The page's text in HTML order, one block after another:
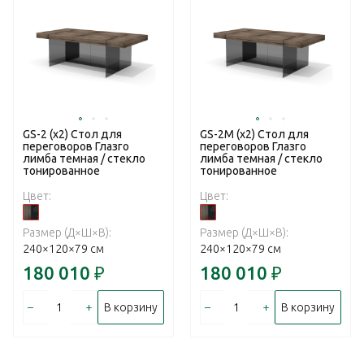
GS-2 (x2) Стол для
переговоров Глазго
лимба темная / стекло
тонированное
Цвет:
Размер (Д×Ш×В):
240×120×79 см
180 010 ₽
– + В корзину
GS-2M (x2) Стол для
переговоров Глазго
лимба темная / стекло
тонированное
Цвет:
Размер (Д×Ш×В):
240×120×79 см
180 010 ₽
– + В корзину